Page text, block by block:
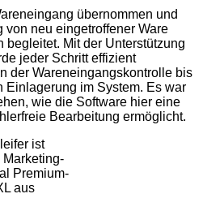
übernommen und
von neu eingetroffener Ware
begleitet. Mit der Unterstützung
jeder Schritt effizient
der Wareneingangskontrolle bis
Einlagerung im System. Es war
wie die Software hier eine
Bearbeitung ermöglicht.